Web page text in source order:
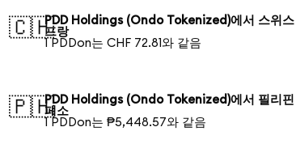
🇨🇭PDD Holdings (Ondo Tokenized)에서 스위스
프랑
1 PDDon는 CHF 72.81와 같음
🇵🇭PDD Holdings (Ondo Tokenized)에서 필리핀
페소
1 PDDon는 ₱5,448.57와 같음